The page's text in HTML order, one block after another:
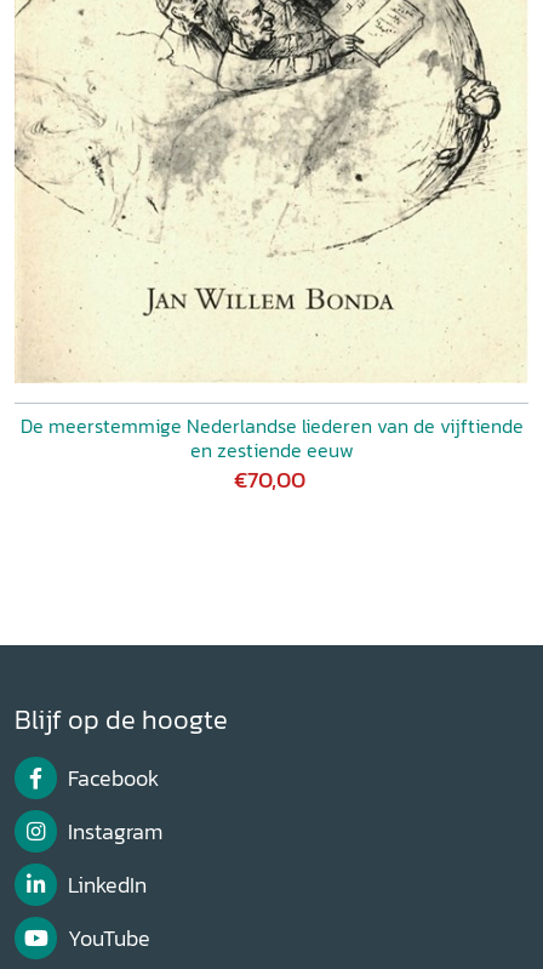
De meerstemmige Nederlandse liederen van de vijftiende
en zestiende eeuw
€70,00
Blijf op de hoogte
Facebook
Instagram
LinkedIn
YouTube